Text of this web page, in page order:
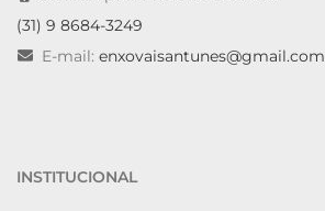
(31) 9 8684-3249
E-mail: enxovaisantunes@gmail.com
INSTITUCIONAL